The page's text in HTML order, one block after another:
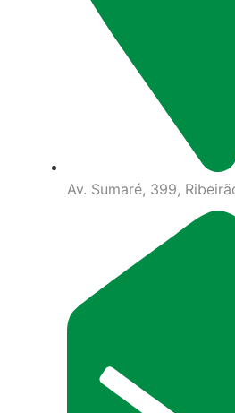
Av. Sumaré, 399,